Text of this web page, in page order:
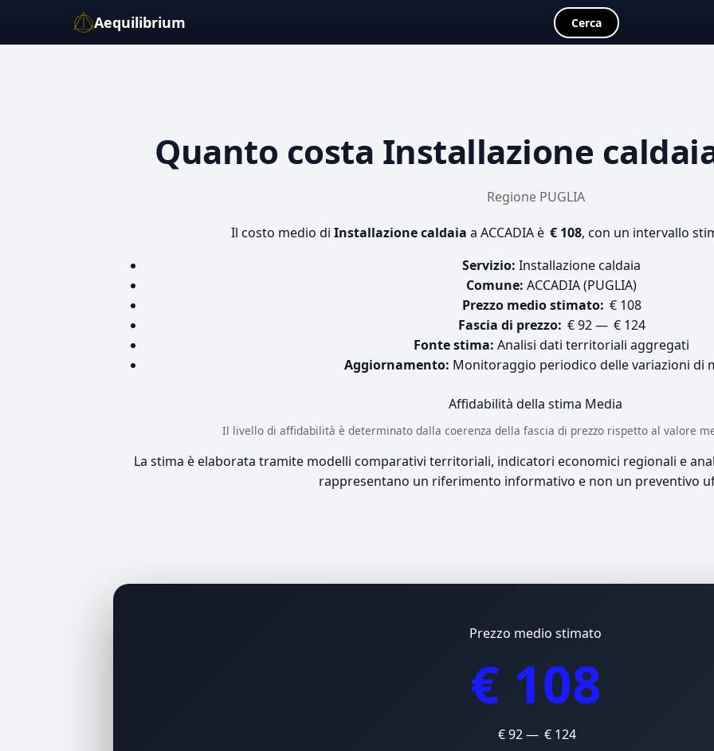
Aequilibrium Cerca
Quanto costa Installazione
Regione PUGLIA
Il costo medio di Installazione caldaia a ACCADIA è € 108, con un intervallo
Servizio: Installazione caldaia
Comune: ACCADIA (PUGLIA)
Prezzo medio stimato: € 108
Fascia di prezzo: € 92 — € 124
Fonte stima: Analisi dati territoriali aggregati
Aggiornamento: Monitoraggio periodico delle variazioni di
Affidabilità della stima Media
Il livello di affidabilità è determinato dalla coerenza della fascia di prezzo rispetto al valore
La stima è elaborata tramite modelli comparativi territoriali, indicatori economici regionali e
rappresentano un riferimento informativo e non un preventivo
Prezzo medio stimato
€ 108
€ 92 — € 124